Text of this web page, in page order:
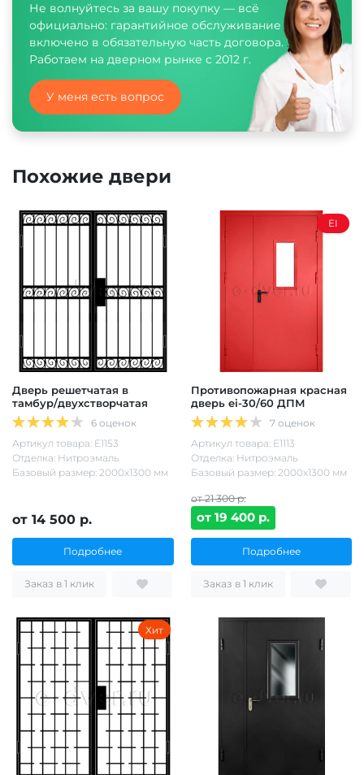
Не волнуйтесь за вашу покупку — всё
официально: гарантийное обслуживание
включено в обязательную часть договора.
Работаем на дверном рынке с 2012 г.
У меня есть вопрос
Похожие двери
Дверь решетчатая в
тамбур/двухстворчатая
6 оценок
Артикул товара: Е1153
Отделка: Нитроэмаль
Базовый размер: 2000х1300 мм
от 14 500 р.
Подробнее
Заказ в 1 клик
EI
Противопожарная красная
дверь ei-30/60 ДПМ
7 оценок
Артикул товара: Е1113
Отделка: Нитроэмаль
Базовый размер: 2000х1300 мм
от 21 300 р.
от 19 400 р.
Подробнее
Заказ в 1 клик
Хит